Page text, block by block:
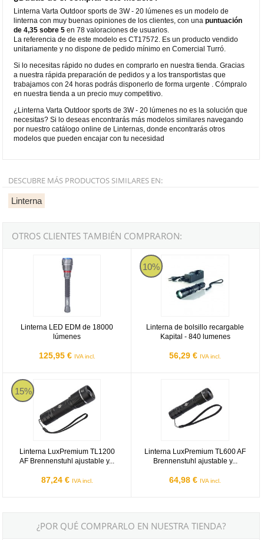
Linterna Varta Outdoor sports de 3W - 20 lúmenes es un modelo de
linterna con muy buenas opiniones de los clientes, con unapuntuación
de 4,35 sobre 5 en 78 valoraciones de usuarios.
La referencia de de este modelo es CT17572. Es un producto vendido
unitariamente y no dispone de pedido mínimo en Comercial Turró.
Si lo necesitas rápido no dudes en comprarlo en nuestra tienda. Gracias
a nuestra rápida preparación de pedidos y a los transportistas que
trabajamos con 24 horas podrás disponerlo de forma urgente . Cómpralo
en nuestra tienda a un precio muy competitivo.
¿Linterna Varta Outdoor sports de 3W - 20 lúmenes no es la solución que
necesitas? Si lo deseas encontrarás más modelos similares navegando
por nuestro catálogo online de Linternas, donde encontrarás otros
modelos que pueden encajar con tu necesidad
DESCUBRE MÁS PRODUCTOS SIMILARES EN:
Linterna
OTROS CLIENTES TAMBIÉN COMPRARON:
Linterna LED EDM de 18000
lúmenes
125,95 € IVA incl.
Linterna LED EDM de 18000 lúmenes
10%
Linterna de bolsillo recargable
Kapital - 840 lumenes
56,29 € IVA incl.
Linterna de bolsillo recargable
15%
Linterna LuxPremium TL1200
AF Brennenstuhl ajustable y...
87,24 € IVA incl.
Linterna LuxPremium TL1200 AF Brennenstuhl ajustable y
Linterna LuxPremium TL600 AF
Brennenstuhl ajustable y...
64,98 € IVA incl.
¿POR QUÉ COMPRARLO EN NUESTRA TIENDA?